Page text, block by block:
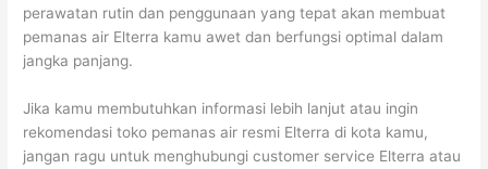
perawatan rutin dan penggunaan yang tepat akan membuat
pemanas air Elterra kamu awet dan berfungsi optimal dalam
jangka panjang.
Jika kamu membutuhkan informasi lebih lanjut atau ingin
rekomendasi toko pemanas air resmi Elterra di kota kamu,
jangan ragu untuk menghubungi customer service Elterra atau